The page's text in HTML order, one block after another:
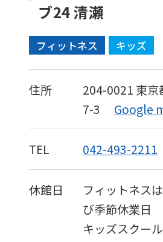
ブ24 清瀬
フィットネス キッズ
住所 204-0021 東京
7-3
Google
TEL 042-493-2211
休館日
フィットネス
び季節休業日
キッズスクー